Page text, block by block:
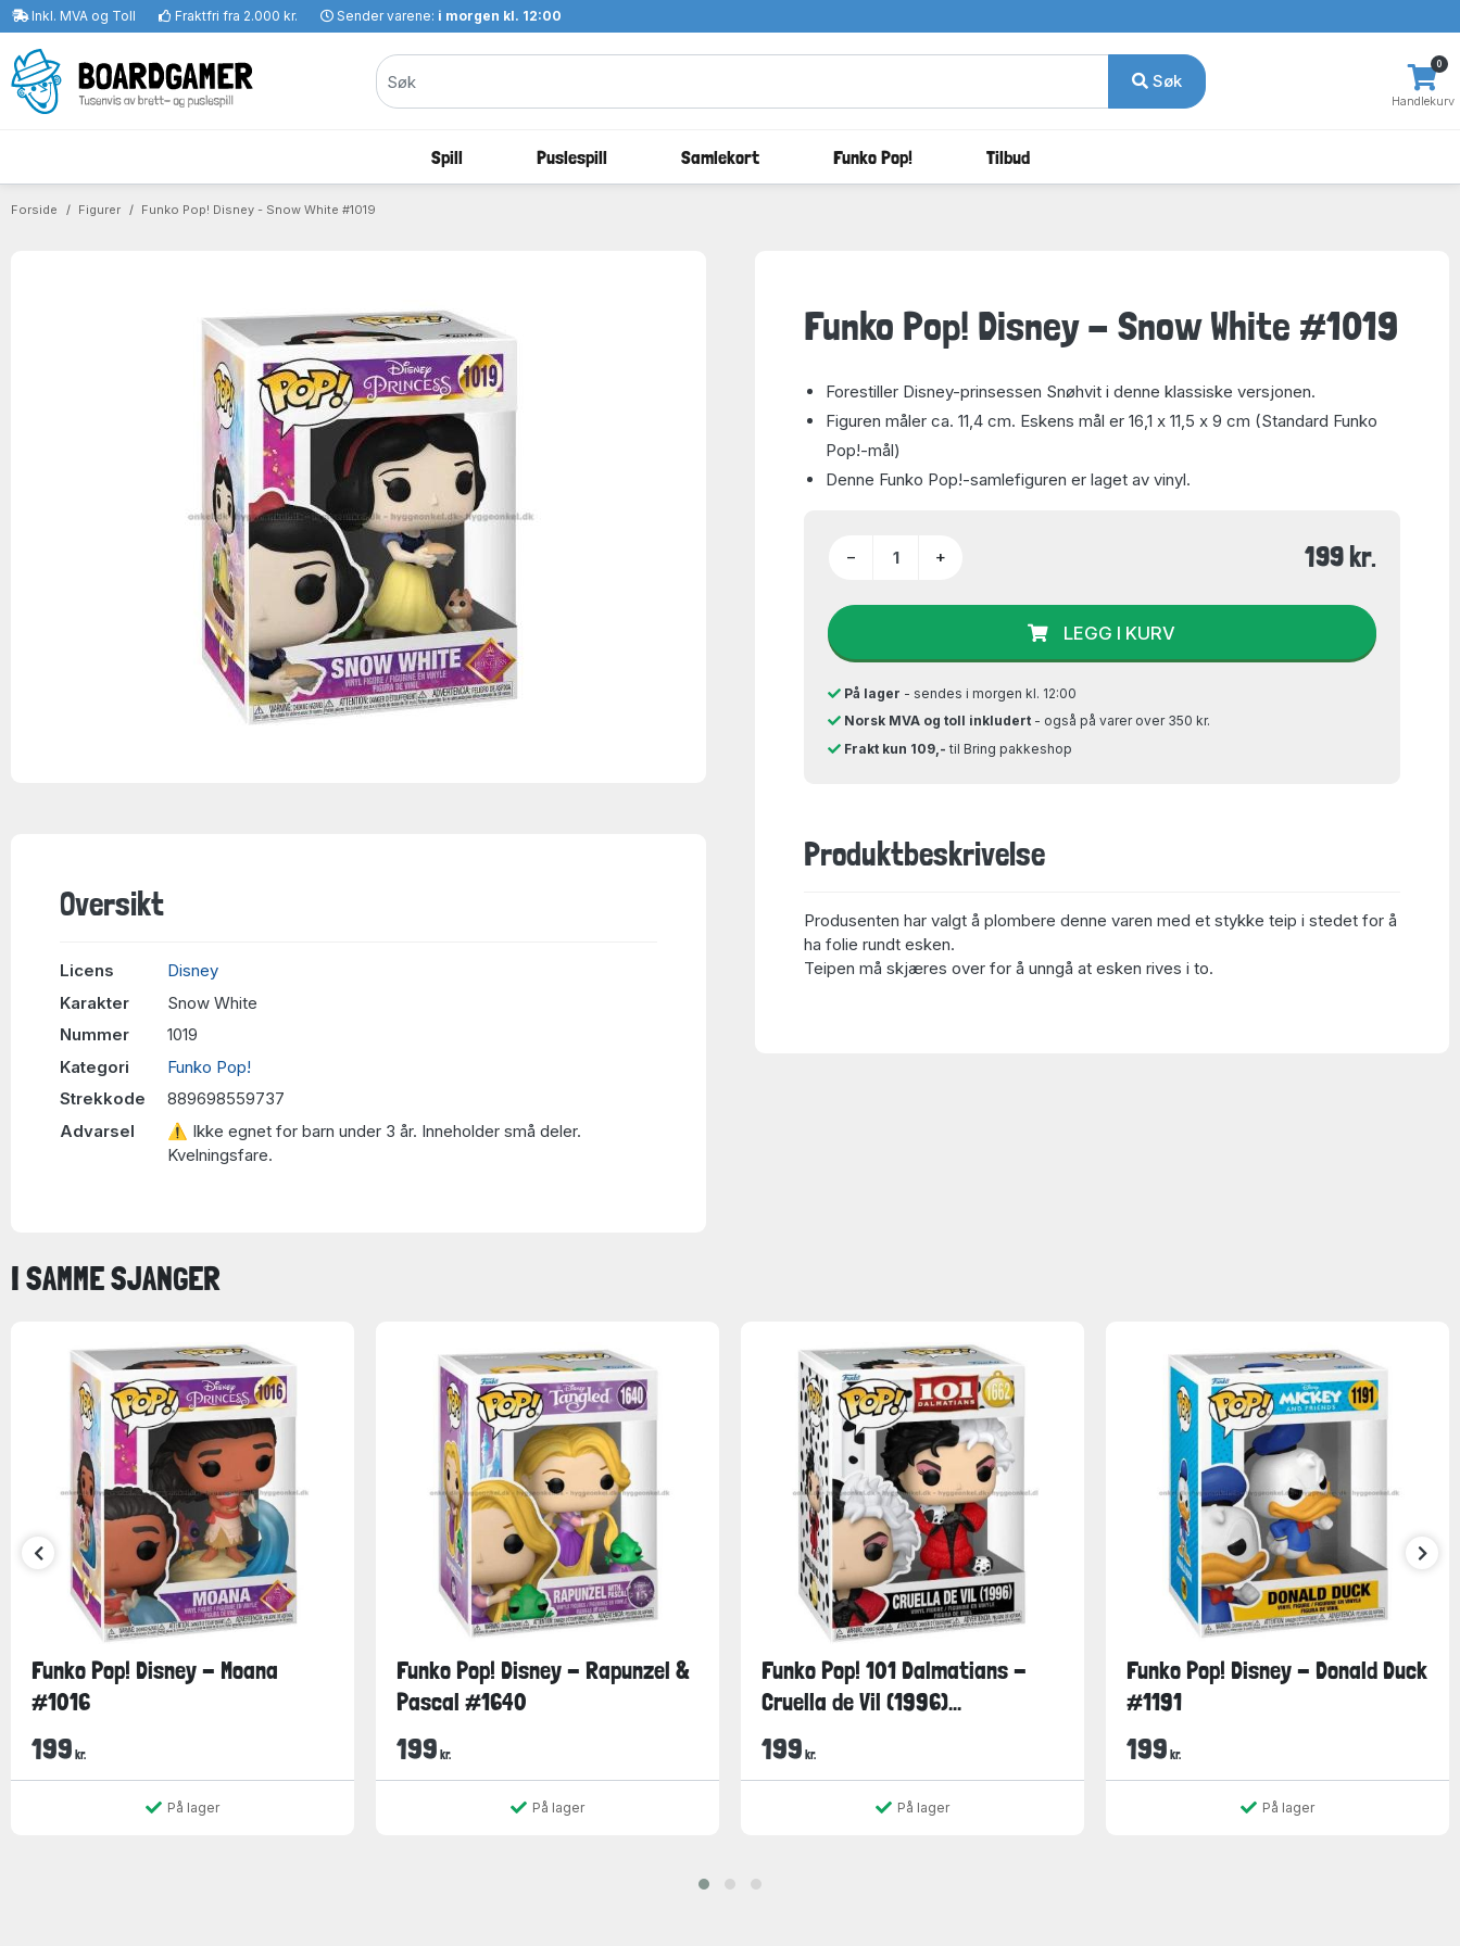
Inkl. MVA og Toll Fraktfri fra 2.000 kr. Sender varene: i morgen kl. 12:00
Søk
Handlekurv
0
Spill Puslespill Samlekort Funko Pop! Tilbud
Forside Figurer Funko Pop! Disney - Snow White #1019
Oversikt
Licens
Disney
Karakter
Snow White
Nummer
1019
Kategori
Funko Pop!
Strekkode
889698559737
Advarsel
⚠ Ikke egnet for barn under 3 år. Inneholder små deler.
Kvelningsfare.
Funko Pop! Disney - Snow White #1019
Forestiller Disney-prinsessen Snøhvit i denne klassiske versjonen.
Figuren måler ca. 11,4 cm. Eskens mål er 16,1 x 11,5 x 9 cm (Standard Funko
Pop!-mål)
Denne Funko Pop!-samlefiguren er laget av vinyl.
− + 199 kr.
LEGG I KURV
På lager - sendes i morgen kl. 12:00
Norsk MVA og toll inkludert - også på varer over 350 kr.
Frakt kun 109,- til Bring pakkeshop
Produktbeskrivelse
Produsenten har valgt å plombere denne varen med et stykke teip i stedet for å
ha folie rundt esken.
Teipen må skjæres over for å unngå at esken rives i to.
I SAMME SJANGER
Funko Pop! Disney - Moana
#1016
199 kr.
På lager
Funko Pop! Disney - Rapunzel &
Pascal #1640
199 kr.
På lager
Funko Pop! 101 Dalmatians -
Cruella de Vil (1996)...
199 kr.
På lager
Funko Pop! Disney - Donald Duck
#1191
199 kr.
På lager